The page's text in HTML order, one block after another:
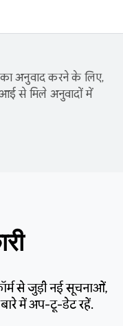
अनुवाद करने के लिए,
से मिले अनुवादों में
से जुड़ी नई सूचनाओं,
में अप-टू-डेट रहें.